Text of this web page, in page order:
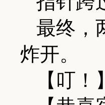
最终，
炸开。
【叮！】